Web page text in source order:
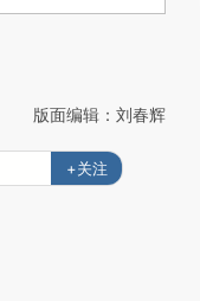
版面编辑：刘春辉
+关注